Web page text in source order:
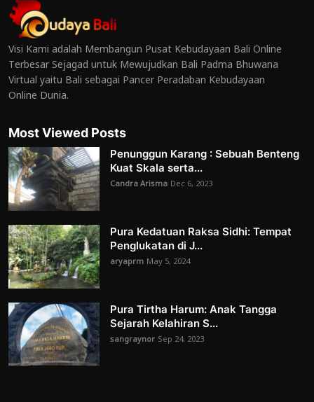
Visi Kami adalah Membangun Pusat Kebudayaan Bali Online
Terbesar Sejagad untuk Mewujudkan Bali Padma Bhuwana
Virtual yaitu Bali sebagai Pancer Peradaban Kebudayaan
Online Dunia.
Most Viewed Posts
Penunggun Karang : Sebuah Benteng
Kuat Skala serta...
Candra Arisma Dec 6, 2023
Pura Kedatuan Raksa Sidhi: Tempat
Penglukatan di J...
aryaprm May 5, 2024
Pura Tirtha Harum: Anak Tangga
Sejarah Kelahiran S...
sangraynor Sep 24, 2023